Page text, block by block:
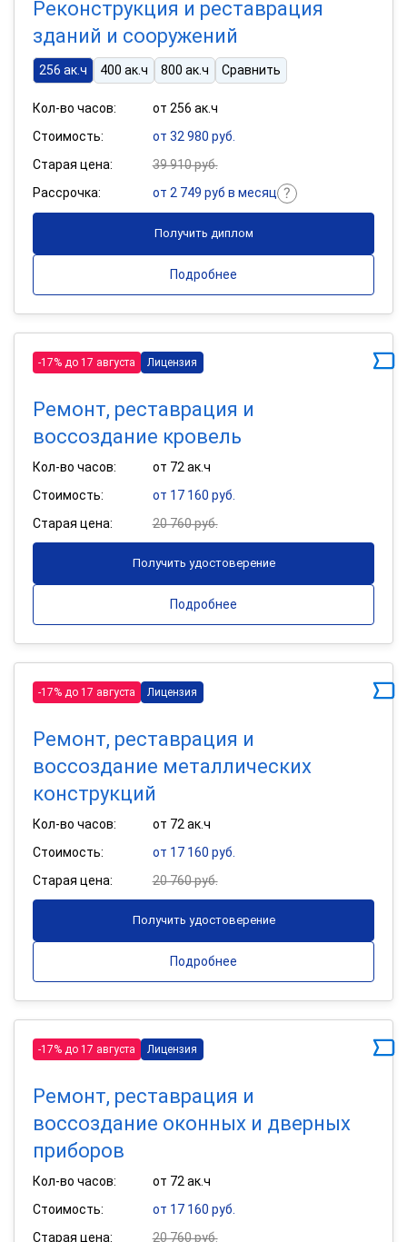
Реконструкция и реставрация
зданий и сооружений
256 ак.ч 400 ак.ч 800 ак.ч Сравнить
Кол-во часов:
от 256 ак.ч
Стоимость:
от 32 980 руб.
Старая цена:
39 910 руб.
Рассрочка:
от 2 749 руб в месяц
Получить диплом
Подробнее
-17% до 17 августа Лицензия
Ремонт, реставрация и
воссоздание кровель
Кол-во часов:
от 72 ак.ч
Стоимость:
от 17 160 руб.
Старая цена:
20 760 руб.
Получить удостоверение
Подробнее
-17% до 17 августа Лицензия
Ремонт, реставрация и
воссоздание металлических
конструкций
Кол-во часов:
от 72 ак.ч
Стоимость:
от 17 160 руб.
Старая цена:
20 760 руб.
Получить удостоверение
Подробнее
-17% до 17 августа Лицензия
Ремонт, реставрация и
воссоздание оконных и дверных
приборов
Кол-во часов:
от 72 ак.ч
Стоимость:
от 17 160 руб.
Старая цена:
20 760 руб.